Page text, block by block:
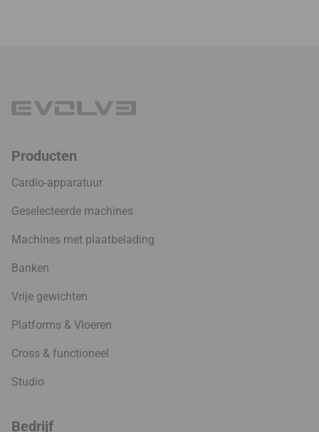
Producten
Cardio-apparatuur
Geselecteerde machines
Machines met plaatbelading
Banken
Vrije gewichten
Platforms & Vloeren
Cross & functioneel
Studio
Bedrijf